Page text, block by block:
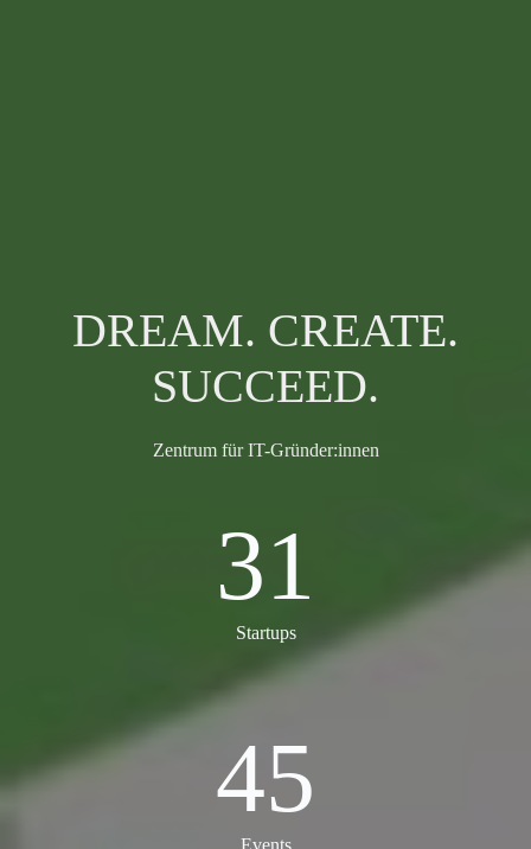
DREAM. CREATE.
SUCCEED.
Zentrum für IT-Gründer:innen
31
Startups
45
Events